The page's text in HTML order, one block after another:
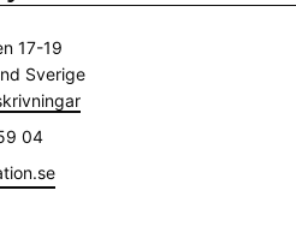
17-19
Sverige
04